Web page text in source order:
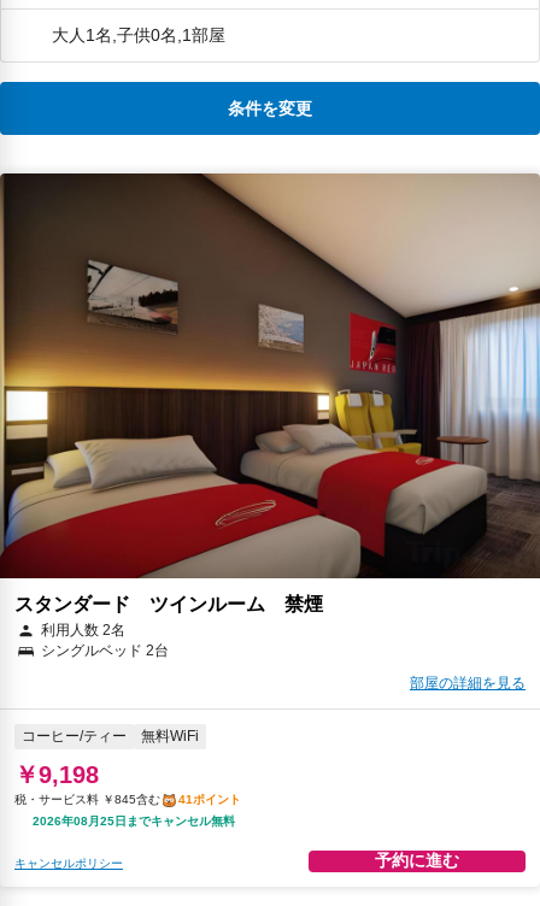
大人1名,子供0名,1部屋
条件を変更
スタンダード ツインルーム 禁煙
利用人数 2名
シングルベッド 2台
部屋の詳細を見る
コーヒー/ティー 無料WiFi
￥9,198
税・サービス料 ￥845含む
41ポイント
2026年08月25日までキャンセル無料
キャンセルポリシー 予約に進む